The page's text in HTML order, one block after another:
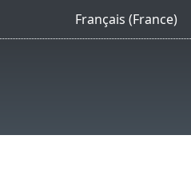
Français (France)